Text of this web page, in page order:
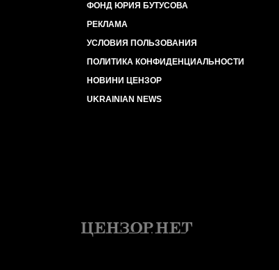
ФОНД ЮРИЯ БУТУСОВА
РЕКЛАМА
УСЛОВИЯ ПОЛЬЗОВАНИЯ
ПОЛИТИКА КОНФИДЕНЦИАЛЬНОСТИ
НОВИНИ ЦЕНЗОР
UKRAINIAN NEWS